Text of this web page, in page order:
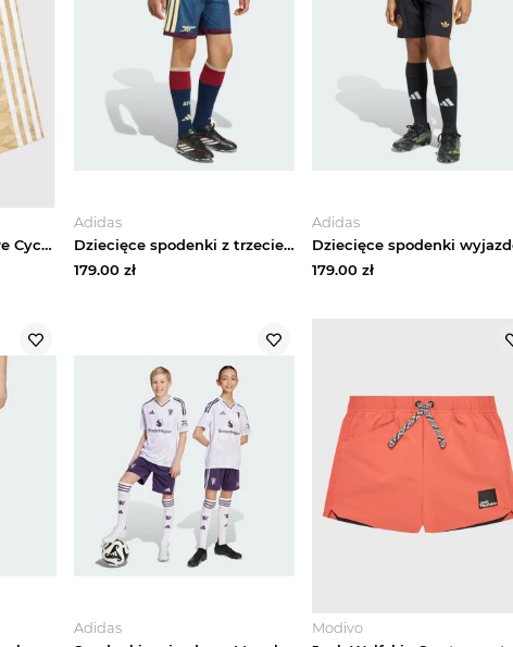
adidas Szorty rowerowe Cycling HC7068 Beżowy Slim Fit
Adidas
Dziecięce spodenki z trzeciego zestawu Arsenal FC 26 / 27 Adidas Collegiate Navy
179.00zł
Adidas
179.00 zł
Adidas
Modivo